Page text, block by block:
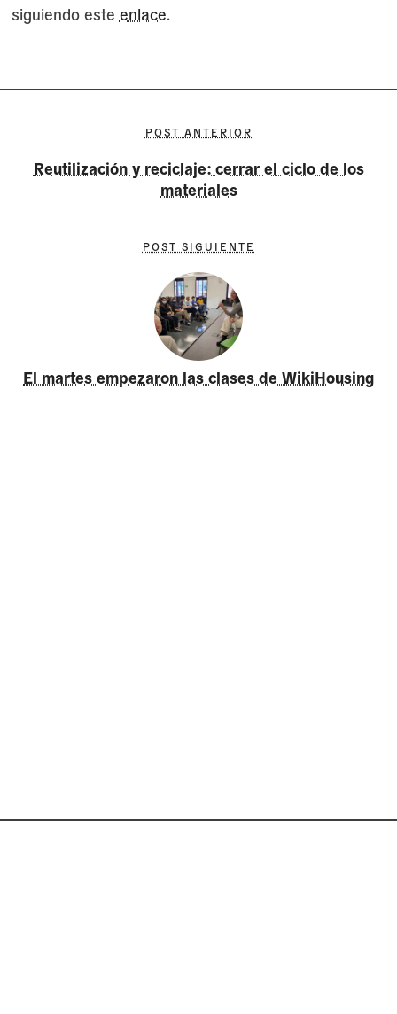
siguiendo este enlace.
POST ANTERIOR
Reutilización y reciclaje: cerrar el ciclo de los
materiales
POST SIGUIENTE
El martes empezaron las clases de WikiHousing